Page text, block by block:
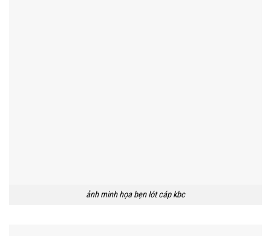
ảnh minh họa bẹn lót cáp kbc